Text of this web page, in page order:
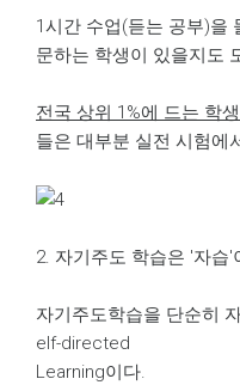
1시간 수업(듣는 공부)을
문하는 학생이 있을지도
전국 상위 1%에 드는 학생
들은 대부분 실전 시험에
2. 자기주도 학습은 '자습'
자기주도학습을 단순히
elf-directed
Learning이다.